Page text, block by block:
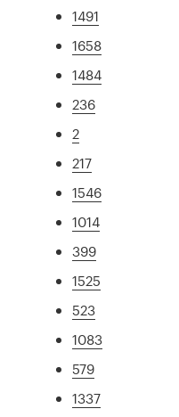
1491
1658
1484
236
2
217
1546
1014
399
1525
523
1083
579
1337